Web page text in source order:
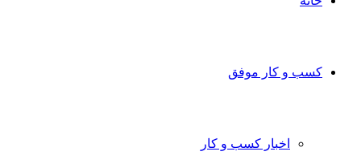
کسب و کار موفق
اخبار کسب و کار